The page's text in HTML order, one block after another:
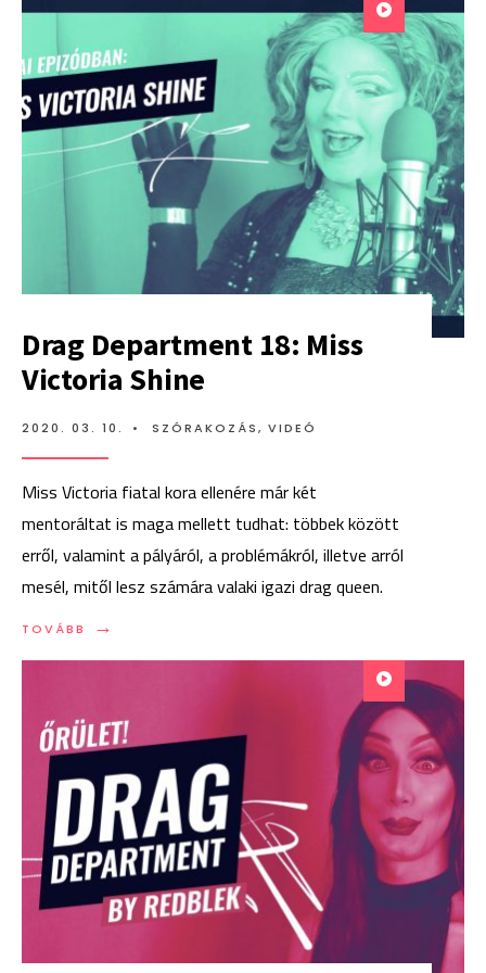
Drag Department 18: Miss
Victoria Shine
2020. 03. 10. • SZÓRAKOZÁS, VIDEÓ
Miss Victoria fiatal kora ellenére már két
mentoráltat is maga mellett tudhat: többek között
erről, valamint a pályáról, a problémákról, illetve arról
mesél, mitől lesz számára valaki igazi drag queen.
TOVÁBB →
TOVÁBB:
VICTORIA
SHINE